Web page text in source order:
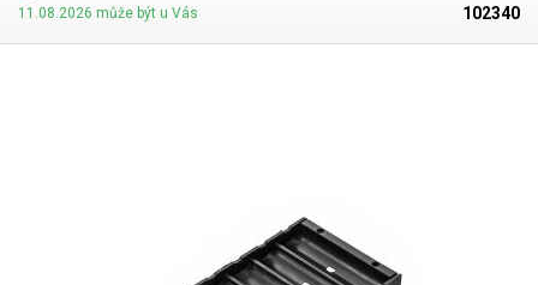
11.08.2026 může být u Vás
102340